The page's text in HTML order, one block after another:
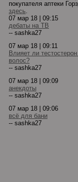
покупателя аптеки
здесь.
07 мар 18 | 09:15
дебаты на ТВ
-- sashka27
07 мар 18 | 09:11
Влияет ли
волос?
-- sashka27
07 мар 18 | 09:09
анекдоты
-- sashka27
07 мар 18 | 09:06
всё для бани
-- sashka27